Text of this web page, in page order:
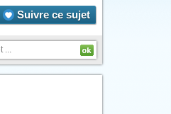
Suivre ce sujet